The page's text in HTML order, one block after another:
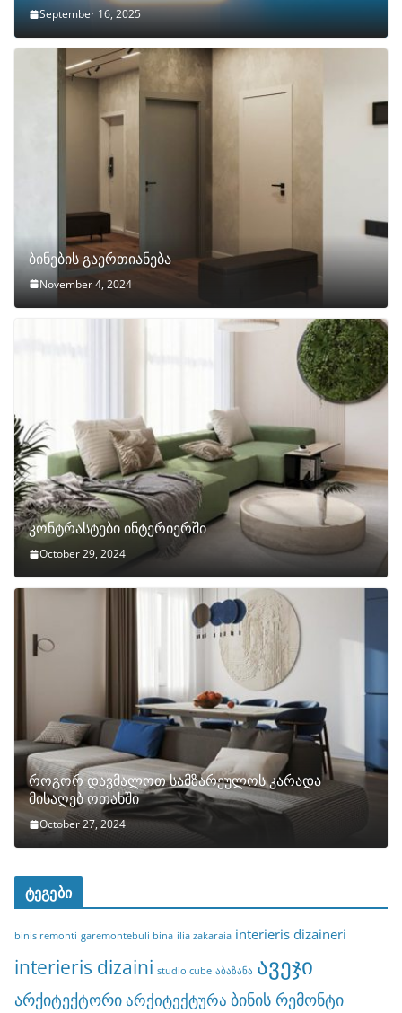
September 16, 2025
ბინების გაერთიანება
November 4, 2024
კონტრასტები ინტერიერში
October 29, 2024
როგორ დავმალოთ სამზარეულოს კარადა
მისაღებ ოთახში
October 27, 2024
ტეგები
binis remonti garemontebuli bina ilia zakaraia interieris dizaineri
interieris dizaini studio cube აბაზანა ავეჯი
არქიტექტორიარქიტექტურა ბინის რემონტი